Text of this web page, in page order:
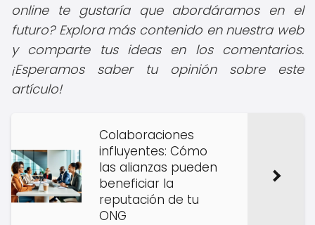
online te gustaría que abordáramos en el
futuro? Explora más contenido en nuestra web
y comparte tus ideas en los comentarios.
¡Esperamos saber tu opinión sobre este
artículo!
Colaboraciones
influyentes: Cómo
las alianzas pueden
beneficiar la
reputación de tu
ONG